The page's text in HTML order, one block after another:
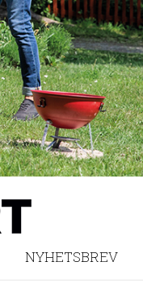
NYHETSBREV